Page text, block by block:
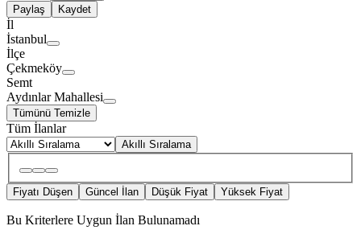
Paylaş Kaydet
İl
İstanbul
İlçe
Çekmeköy
Semt
Aydınlar Mahallesi
Tümünü Temizle
Tüm İlanlar
Akıllı Sıralama
Fiyatı Düşen Güncel İlan Düşük Fiyat Yüksek Fiyat
Bu Kriterlere Uygun İlan Bulunamadı